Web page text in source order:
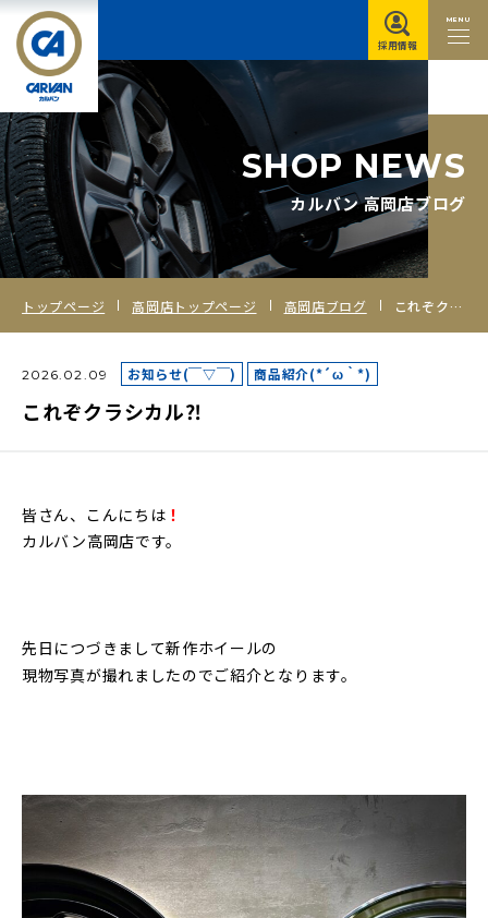
MENU
採用情報
SHOP NEWS
カルバン 高岡店ブログ
トップページ 高岡店トップページ 高岡店ブログ これぞクラシカル⁈
2026.02.09 お知らせ(￣▽￣) 商品紹介(*´ω｀*)
これぞクラシカル⁈
皆さん、こんにちは ！
カルバン高岡店です。
先日につづきまして新作ホイールの
現物写真が撮れましたのでご紹介となります。